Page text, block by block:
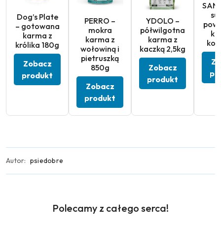
Dog’s Plate
– gotowana
karma z
królika 180g
Zobacz
produkt
PERRO –
mokra
karma z
wołowiną i
pietruszką
850g
Zobacz
produkt
YDOLO –
półwilgotna
karma z
kaczką 2,5kg
Zobacz
produkt
Autor: psiedobre
Pomiń karuzelę produktów
Produkty
Polecamy z całego serca!